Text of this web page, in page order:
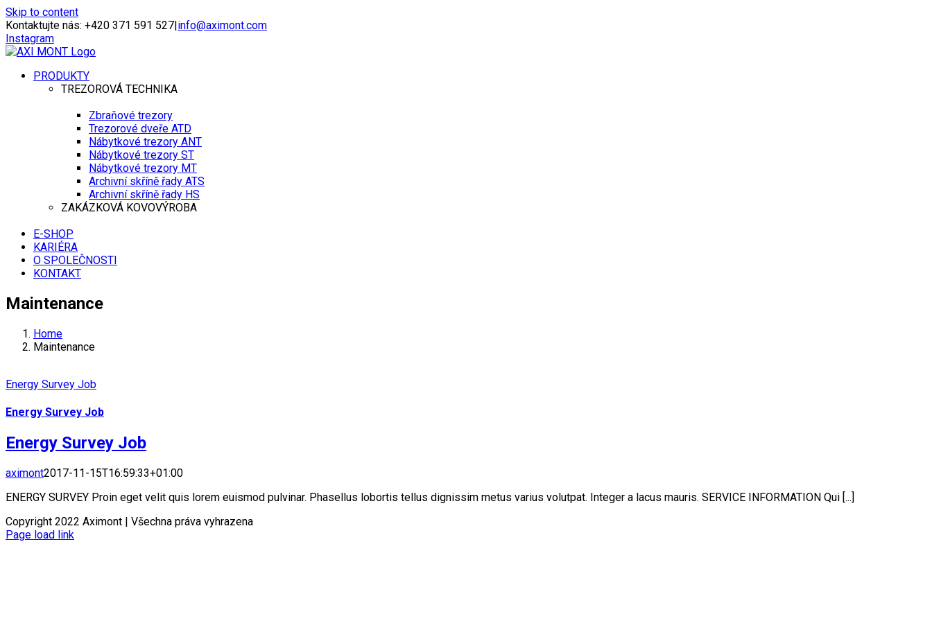
Skip to content
Kontaktujte nás: +420 371 591 527|info@aximont.com
Instagram
PRODUKTY
TREZOROVÁ TECHNIKA
Zbraňové trezory
Trezorové dveře ATD
Nábytkové trezory ANT
Nábytkové trezory ST
Nábytkové trezory MT
Archivní skříně řady ATS
Archivní skříně řady HS
ZAKÁZKOVÁ KOVOVÝROBA
E-SHOP
KARIÉRA
O SPOLEČNOSTI
KONTAKT
Maintenance
Home
Maintenance
Energy Survey Job
Energy Survey Job
Energy Survey Job
aximont2017-11-15T16:59:33+01:00
ENERGY SURVEY Proin eget velit quis lorem euismod pulvinar. Phasellus lobortis tellus dignissim metus varius volutpat. Integer a lacus mauris. SERVICE INFORMATION Qui [...]
Copyright 2022 Aximont | Všechna práva vyhrazena
Page load link